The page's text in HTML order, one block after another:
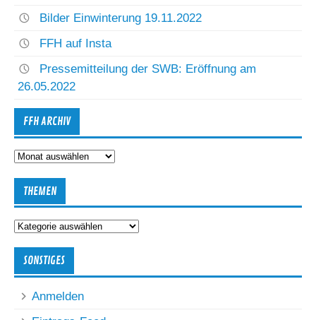
Bilder Einwinterung 19.11.2022
FFH auf Insta
Pressemitteilung der SWB: Eröffnung am
26.05.2022
FFH ARCHIV
FFH
Archiv
THEMEN
Themen
SONSTIGES
Anmelden